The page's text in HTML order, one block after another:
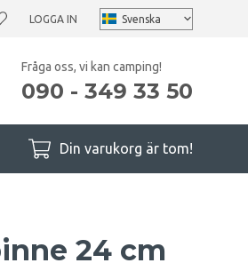
LOGGA IN
Fråga oss, vi kan camping!
090 - 349 33 50
Din varukorg är tom!
24 cm